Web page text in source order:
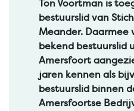
Ton Voortman is
bestuurslid van
Meander. Daarmee
bekend bestuurslid
Amersfoort
jaren kennen als
bestuurslid binnen
Amersfoortse